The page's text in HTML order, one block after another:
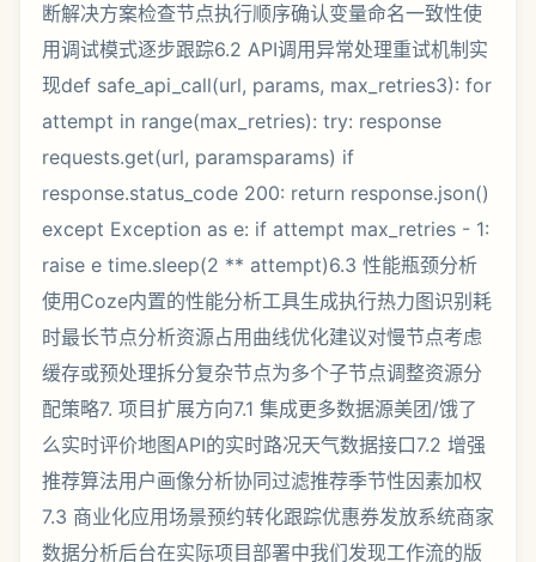
断解决方案检查节点执行顺序确认变量命名一致性使
用调试模式逐步跟踪6.2 API调用异常处理重试机制实
现def safe_api_call(url, params, max_retries3): for
attempt in range(max_retries): try: response
requests.get(url, paramsparams) if
response.status_code 200: return response.json()
except Exception as e: if attempt max_retries - 1:
raise e time.sleep(2 ** attempt)6.3 性能瓶颈分析
使用Coze内置的性能分析工具生成执行热力图识别耗
时最长节点分析资源占用曲线优化建议对慢节点考虑
缓存或预处理拆分复杂节点为多个子节点调整资源分
配策略7. 项目扩展方向7.1 集成更多数据源美团/饿了
么实时评价地图API的实时路况天气数据接口7.2 增强
推荐算法用户画像分析协同过滤推荐季节性因素加权
7.3 商业化应用场景预约转化跟踪优惠券发放系统商家
数据分析后台在实际项目部署中我们发现工作流的版